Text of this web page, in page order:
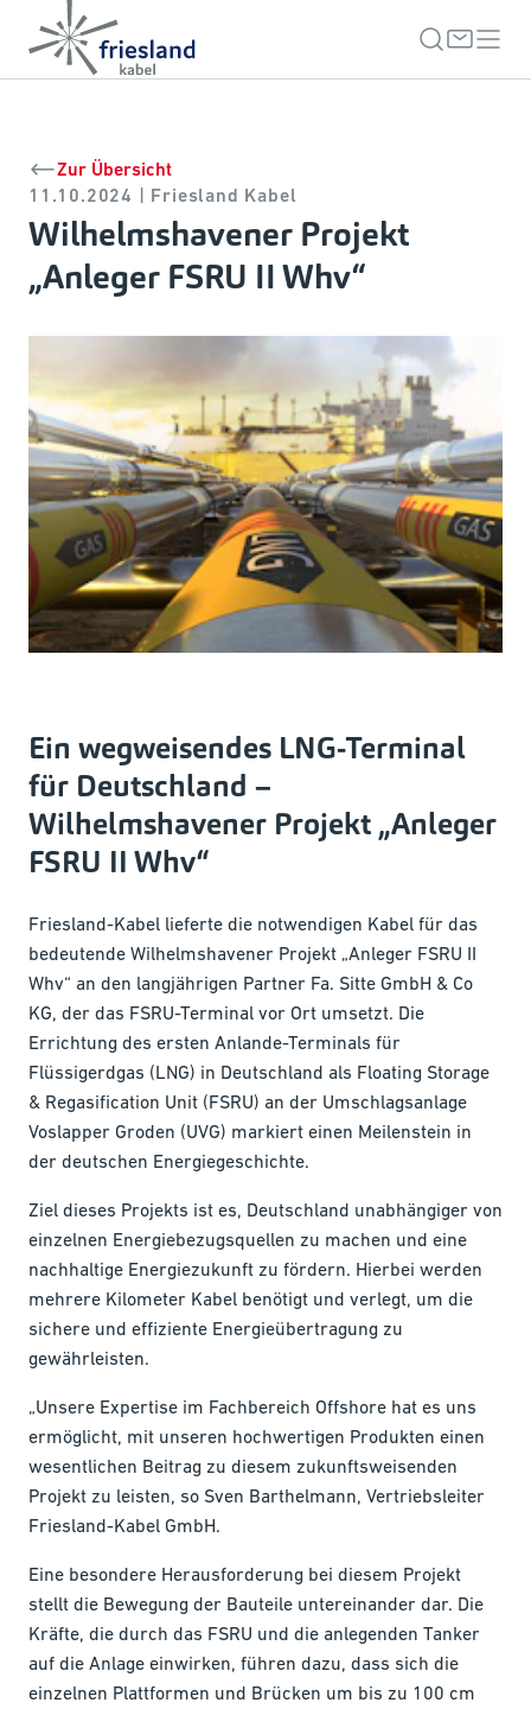
Zur Übersicht
11.10.2024 | Friesland Kabel
Wilhelmshavener Projekt
„Anleger FSRU II Whv“
Ein wegweisendes LNG-Terminal
für Deutschland –
Wilhelmshavener Projekt „Anleger
FSRU II Whv“
Friesland-Kabel lieferte die notwendigen Kabel für das
bedeutende Wilhelmshavener Projekt „Anleger FSRU II
Whv“ an den langjährigen Partner Fa. Sitte GmbH & Co
KG, der das FSRU-Terminal vor Ort umsetzt. Die
Errichtung des ersten Anlande-Terminals für
Flüssigerdgas (LNG) in Deutschland als Floating Storage
& Regasification Unit (FSRU) an der Umschlagsanlage
Voslapper Groden (UVG) markiert einen Meilenstein in
der deutschen Energiegeschichte.
Ziel dieses Projekts ist es, Deutschland unabhängiger von
einzelnen Energiebezugsquellen zu machen und eine
nachhaltige Energiezukunft zu fördern. Hierbei werden
mehrere Kilometer Kabel benötigt und verlegt, um die
sichere und effiziente Energieübertragung zu
gewährleisten.
„Unsere Expertise im Fachbereich Offshore hat es uns
ermöglicht, mit unseren hochwertigen Produkten einen
wesentlichen Beitrag zu diesem zukunftsweisenden
Projekt zu leisten, so Sven Barthelmann, Vertriebsleiter
Friesland-Kabel GmbH.
Eine besondere Herausforderung bei diesem Projekt
stellt die Bewegung der Bauteile untereinander dar. Die
Kräfte, die durch das FSRU und die anlegenden Tanker
auf die Anlage einwirken, führen dazu, dass sich die
einzelnen Plattformen und Brücken um bis zu 100 cm